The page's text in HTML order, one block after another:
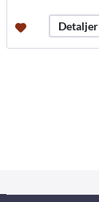
Detaljer